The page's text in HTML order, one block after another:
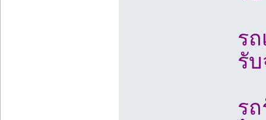
ร
รั
ร